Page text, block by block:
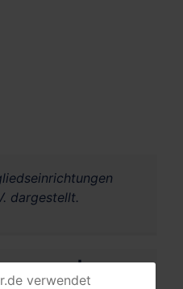
dargestellt.
suchen
verwendet